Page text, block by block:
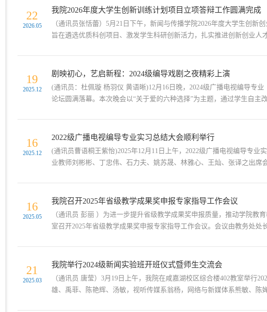
22
2026.05
我院2026年度大学生创新训练计划项目立项答辩工作圆满完成
（通讯员张恬蕾）5月21日下午，新闻与传播学院2026年度大学生创新
旨在遴选优质科创项目、激发学生科研创新活力，扎实推进创新创业人
19
2025.12
剧映初心，艺启新程：2024级编导戏剧之夜精彩上演
(通讯员：杜佩璇 杨羽仪 黄语晰)12月16日晚，2024级广播电视编导专
论坛圆满落幕。本次晚会以“关于爱的六种选择”为主题，通过学生自主
16
2025.12
2022级广播电视编导专业实习总结大会顺利举行
(通讯员曹语桐王紫怡)2025年12月11日上午，2022级广播电视编导专业
业教师刘彬彬、丁忠伟、石力夫、姚苏晟、林雅心、王灿、张译之出席
16
2025.05
我院召开2025年省级教学成果奖申报专家指导工作会议
（通讯员 彭丽 ）为进一步提升省级教学成果奖申报质量，推动学院教
室召开2025年省级教学成果奖申报专家指导工作会议。会议由教务处处
21
2025.03
我院举行2024级新闻实验班开班仪式暨师生交流会
（通讯员 唐莹）3月19日上午，我院在咸嘉湖校区综合楼402教室举行
雄、禹菲、陈艳辉、汤敏，视听传媒系翁杨，网络与新媒体系熊敏、陈